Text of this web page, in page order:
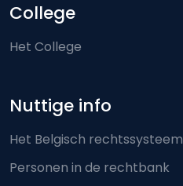
College
Het College
Nuttige info
Het Belgisch rechtssysteem
Personen in de rechtbank